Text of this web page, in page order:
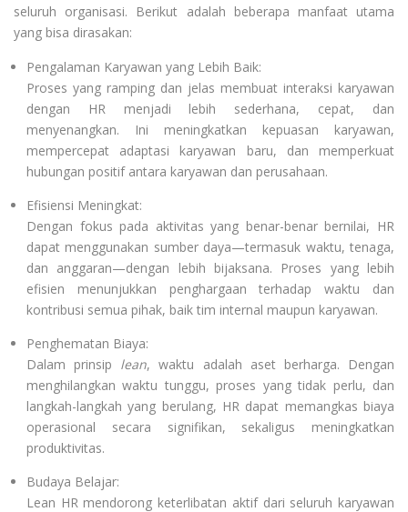
seluruh organisasi. Berikut adalah beberapa manfaat utama
yang bisa dirasakan:
Pengalaman Karyawan yang Lebih Baik:
Proses yang ramping dan jelas membuat interaksi karyawan
dengan HR menjadi lebih sederhana, cepat, dan
menyenangkan. Ini meningkatkan kepuasan karyawan,
mempercepat adaptasi karyawan baru, dan memperkuat
hubungan positif antara karyawan dan perusahaan.
Efisiensi Meningkat:
Dengan fokus pada aktivitas yang benar-benar bernilai, HR
dapat menggunakan sumber daya—termasuk waktu, tenaga,
dan anggaran—dengan lebih bijaksana. Proses yang lebih
efisien menunjukkan penghargaan terhadap waktu dan
kontribusi semua pihak, baik tim internal maupun karyawan.
Penghematan Biaya:
Dalam prinsip lean, waktu adalah aset berharga. Dengan
menghilangkan waktu tunggu, proses yang tidak perlu, dan
langkah-langkah yang berulang, HR dapat memangkas biaya
operasional secara signifikan, sekaligus meningkatkan
produktivitas.
Budaya Belajar:
Lean HR mendorong keterlibatan aktif dari seluruh karyawan